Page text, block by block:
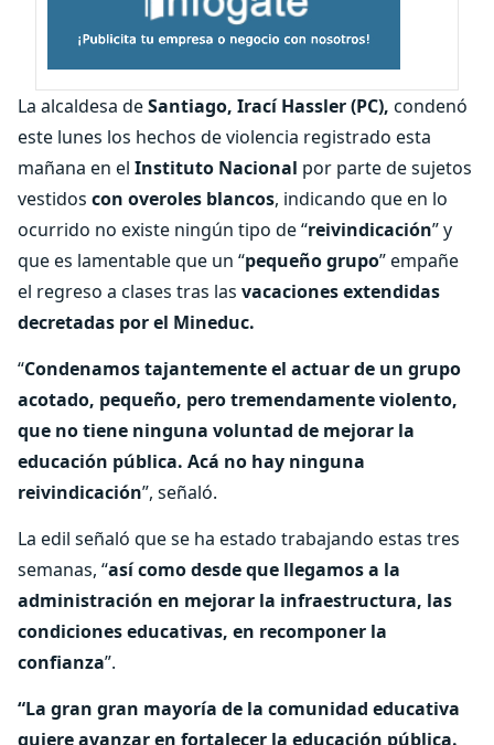
La alcaldesa deSantiago, Irací Hassler (PC), condenó
este lunes los hechos de violencia registrado esta
mañana en el Instituto Nacional por parte de sujetos
vestidos con overoles blancos, indicando que en lo
ocurrido no existe ningún tipo de “reivindicación” y
que es lamentable que un “pequeño grupo” empañe
el regreso a clases tras las vacaciones extendidas
decretadas por el Mineduc.
“Condenamos tajantemente el actuar de un grupo
acotado, pequeño, pero tremendamente violento,
que no tiene ninguna voluntad de mejorar la
educación pública. Acá no hay ninguna
reivindicación”, señaló.
La edil señaló que se ha estado trabajando estas tres
semanas, “así como desde que llegamos a la
administración en mejorar la infraestructura, las
condiciones educativas, en recomponer la
confianza”.
“La gran gran mayoría de la comunidad educativa
quiere avanzar en fortalecer la educación pública.